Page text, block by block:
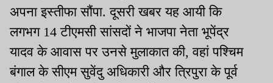
अपना इस्तीफा सौंपा. दूसरी खबर यह आयी कि
लगभग 14 टीएमसी सांसदों ने भाजपा नेता भूपेंद्र
यादव के आवास पर उनसे मुलाकात की, वहां पश्चिम
बंगाल के सीएम सुवेंदु अधिकारी और त्रिपुरा के पूर्व